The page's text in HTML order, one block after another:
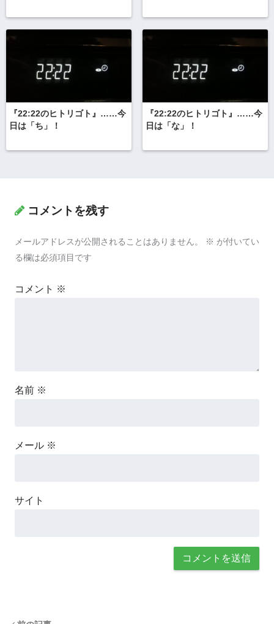
『22:22のヒトリゴト』……今
日は「ち」！
『22:22のヒトリゴト』……今
日は「な」！
コメントを残す
メールアドレスが公開されることはありません。 ※ が付いてい
る欄は必須項目です
コメント ※
名前 ※
メール ※
サイト